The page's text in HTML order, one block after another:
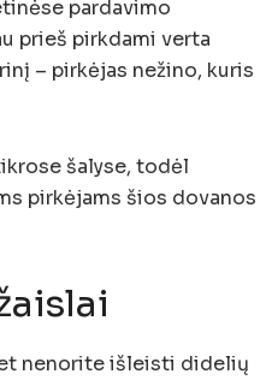
pardavimo
prieš pirkdami verta
– pirkėjas nežino, kuris
šalyse, todėl
pirkėjams šios dovanos
nenorite išleisti didelių